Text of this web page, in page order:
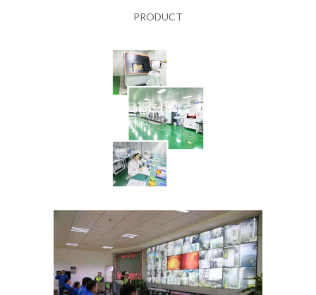
PRODUCT